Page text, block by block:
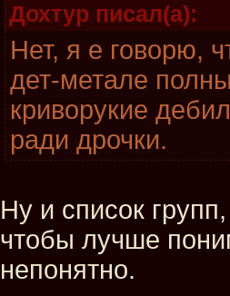
Дохтур писал(а):
Нет, я е говорю,
дет-метале
криворукие
ради дрочки.
Ну и список
чтобы лучше
непонятно.